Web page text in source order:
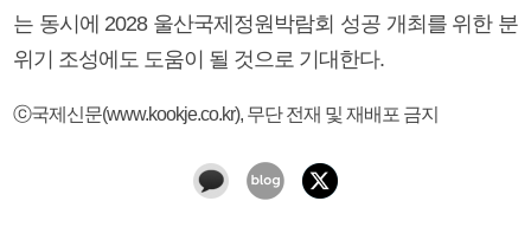
는 동시에 2028 울산국제정원박람회 성공 개최를 위한 분
위기 조성에도 도움이 될 것으로 기대한다.
ⓒ국제신문(www.kookje.co.kr), 무단 전재 및 재배포 금지